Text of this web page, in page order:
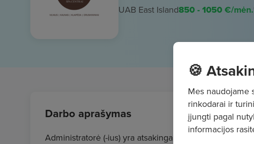
UAB East Island850 - 1050€/mėn.
Darbo aprašymas
Administratorė (-ius) yra atsakinga (-as) už sklandų
🍪
Mes naudojame
rinkodarai ir
įjungti pagal
informacijos